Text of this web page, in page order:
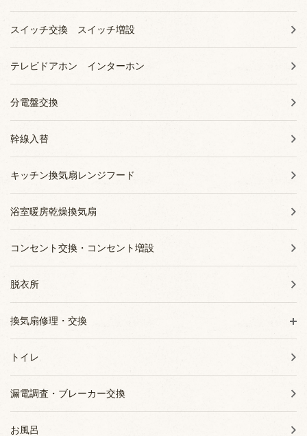
スイッチ交換 スイッチ増設
テレビドアホン インターホン
分電盤交換
幹線入替
キッチン換気扇レンジフード
浴室暖房乾燥換気扇
コンセント交換・コンセント増設
脱衣所
換気扇修理・交換
トイレ
漏電調査・ブレーカー交換
お風呂